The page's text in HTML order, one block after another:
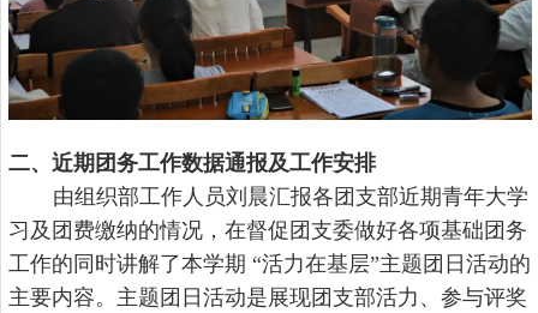
二、近期团务工作数据通报及工作安排
由组织部工作人员刘晨汇报各团支部近期青年大学
习及团费缴纳的情况，在督促团支委做好各项基础团务
工作的同时讲解了本学期 “活力在基层”主题团日活动的
主要内容。主题团日活动是展现团支部活力、参与评奖